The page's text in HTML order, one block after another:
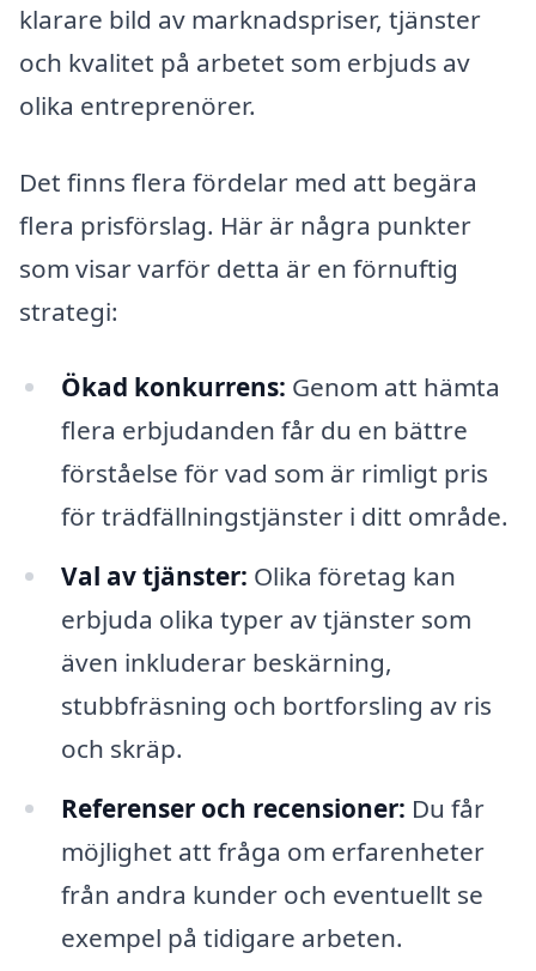
klarare bild av marknadspriser, tjänster
och kvalitet på arbetet som erbjuds av
olika entreprenörer.
Det finns flera fördelar med att begära
flera prisförslag. Här är några punkter
som visar varför detta är en förnuftig
strategi:
Ökad konkurrens: Genom att hämta
flera erbjudanden får du en bättre
förståelse för vad som är rimligt pris
för trädfällningstjänster i ditt område.
Val av tjänster: Olika företag kan
erbjuda olika typer av tjänster som
även inkluderar beskärning,
stubbfräsning och bortforsling av ris
och skräp.
Referenser och recensioner: Du får
möjlighet att fråga om erfarenheter
från andra kunder och eventuellt se
exempel på tidigare arbeten.